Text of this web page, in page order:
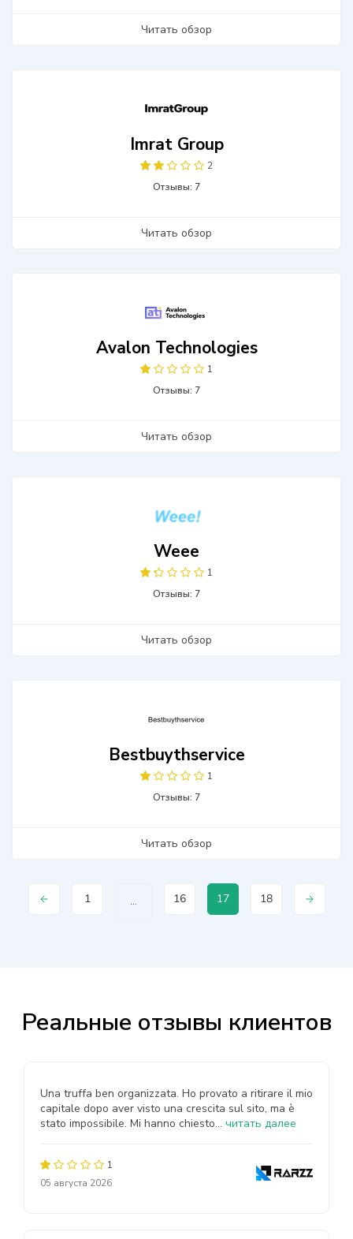
Читать обзор
Imrat Group
2
Отзывы: 7
Читать обзор
Avalon Technologies
1
Отзывы: 7
Читать обзор
Weee
1
Отзывы: 7
Читать обзор
Bestbuythservice
1
Отзывы: 7
Читать обзор
1 ... 16 17 18
Реальные отзывы клиентов
Una truffa ben organizzata. Ho provato a ritirare il mio
capitale dopo aver visto una crescita sul sito, ma è
stato impossibile. Mi hanno chiesto... читать далее
1
05 августа 2026